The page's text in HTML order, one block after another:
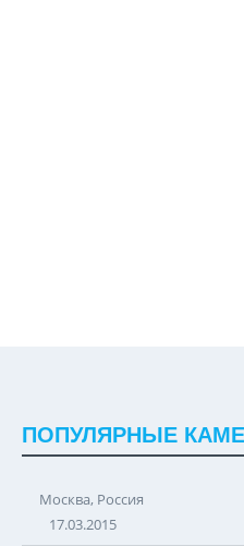
ПОПУЛЯРНЫЕ
Москва, Россия
17.03.2015